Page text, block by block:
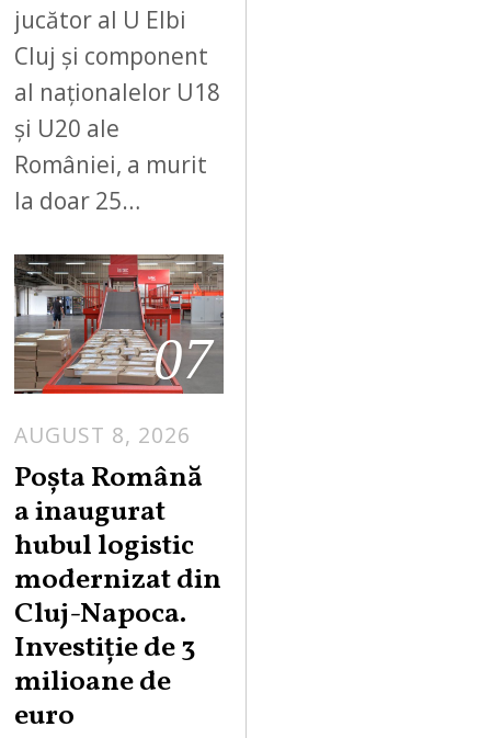
jucător al U Elbi
Cluj și component
al naționalelor U18
și U20 ale
României, a murit
la doar 25…
07
AUGUST 8, 2026
Poșta Română
a inaugurat
hubul logistic
modernizat din
Cluj-Napoca.
Investiție de 3
milioane de
euro